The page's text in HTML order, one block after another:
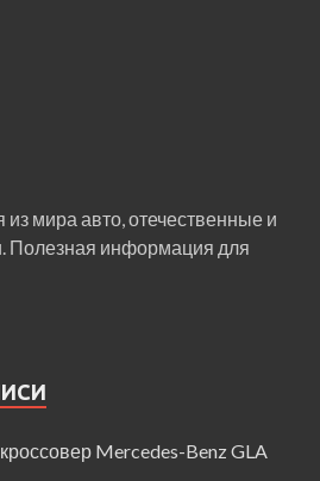
мира авто, отечественные и
Полезная информация для
Mercedes-Benz GLA